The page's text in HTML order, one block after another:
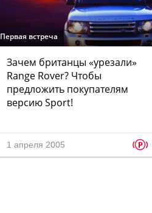
Первая встреча
Зачем британцы «урезали»
Range Rover? Чтобы
предложить покупателям
версию Sport!
1 апреля 2005 p